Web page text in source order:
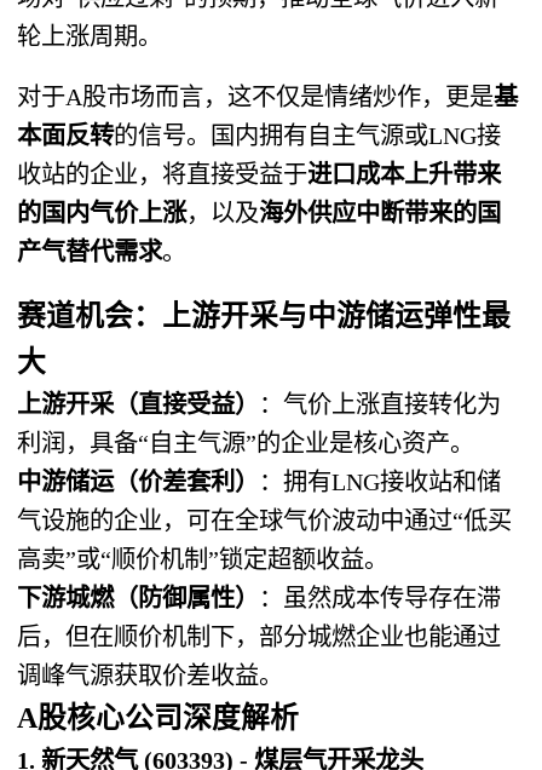
轮上涨周期。
对于A股市场而言，这不仅是情绪炒作，更是基
本面反转的信号。国内拥有自主气源或LNG接
收站的企业，将直接受益于进口成本上升带来
的国内气价上涨，以及海外供应中断带来的国
产气替代需求。
赛道机会：上游开采与中游储运弹性最
大
上游开采（直接受益）
：气价上涨直接转化为
利润，具备“自主气源”的企业是核心资产。
中游储运（价差套利）
：拥有LNG接收站和储
气设施的企业，可在全球气价波动中通过“低买
高卖”或“顺价机制”锁定超额收益。
下游城燃（防御属性）
：虽然成本传导存在滞
后，但在顺价机制下，部分城燃企业也能通过
调峰气源获取价差收益。
A股核心公司深度解析
1. 新天然气 (603393) - 煤层气开采龙头